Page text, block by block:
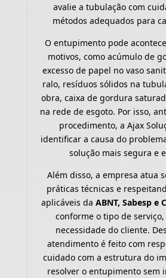
avalie a tubulação com
métodos adequados para
O entupimento pode
motivos, como acúmulo de
excesso de papel no vaso
ralo, resíduos sólidos na
obra, caixa de gordura
na rede de esgoto. Por isso,
procedimento, a Ajax
identificar a causa do
solução mais segura e
Além disso, a empresa atua
práticas técnicas e
aplicáveis da ABNT, Sabesp e
conforme o tipo de
necessidade do cliente.
atendimento é feito com
cuidado com a estrutura do
resolver o entupimento sem